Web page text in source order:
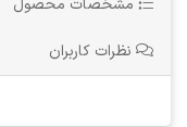
نظرات کاربران